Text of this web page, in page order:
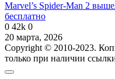
Marvel’s Spider-Man 2
бесплатно
0 42k 0
20 марта, 2026
Copyright © 2010-2023.
только при наличии